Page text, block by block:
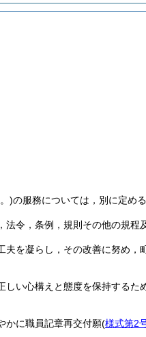
)の服務については，別に定め
令，条例，規則その他の規
を凝らし，その改善に努め，
い心構えと態度を保持するた
かに職員記章再交付願(様式第2